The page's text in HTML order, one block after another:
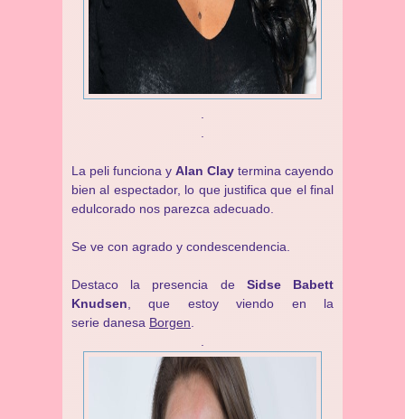
La peli funciona y Alan Clay termina cayendo
bien al espectador, lo que justifica que el final
edulcorado nos parezca adecuado.
Se ve con agrado y condescendencia.
Destaco la presencia de Sidse Babett
Knudsen , que estoy viendo en la
serie danesa Borgen